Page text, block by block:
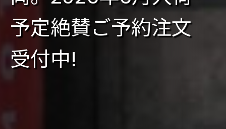
予定絶賛ご予約注文
受付中!